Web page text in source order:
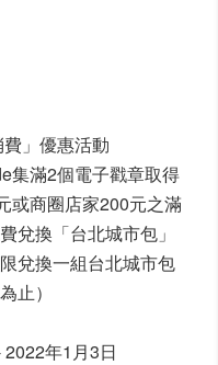
」優惠活動
集滿2個電子戳章取得
或商圈店家200元之滿
兌換「台北城市包」
兌換一組台北城市包
止）
年1月3日